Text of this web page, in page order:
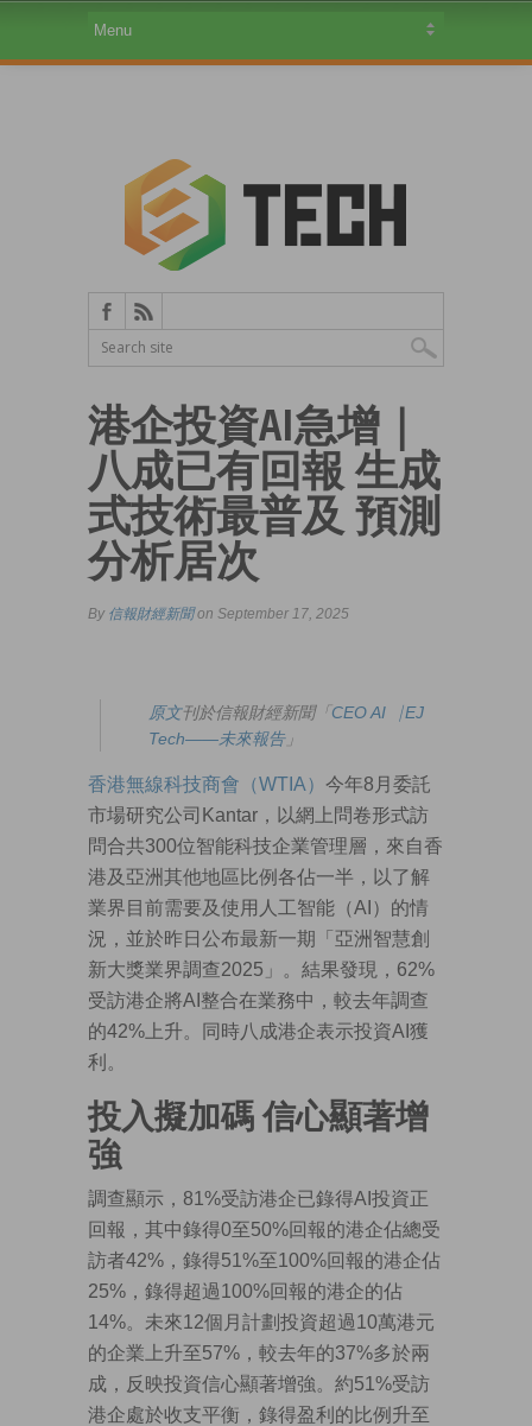
港企投資AI急增｜
八成已有回報 生成
式技術最普及 預測
分析居次
By 信報財經新聞on September 17, 2025
原文刊於信報財經新聞「CEO AI⎹ EJ
Tech——未來報告」
香港無線科技商會（WTIA） 今年8月委託
市場研究公司Kantar，以網上問卷形式訪
問合共300位智能科技企業管理層，來自香
港及亞洲其他地區比例各佔一半，以了解
業界目前需要及使用人工智能（AI）的情
況，並於昨日公布最新一期「亞洲智慧創
新大獎業界調查2025」。結果發現，62%
受訪港企將AI整合在業務中，較去年調查
的42%上升。同時八成港企表示投資AI獲
利。
投入擬加碼 信心顯著增
強
調查顯示，81%受訪港企已錄得AI投資正
回報，其中錄得0至50%回報的港企佔總受
訪者42%，錄得51%至100%回報的港企佔
25%，錄得超過100%回報的港企的佔
14%。未來12個月計劃投資超過10萬港元
的企業上升至57%，較去年的37%多於兩
成，反映投資信心顯著增強。約51%受訪
港企處於收支平衡，錄得盈利的比例升至